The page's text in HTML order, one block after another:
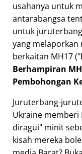
usahanya untuk
antarabangsa
untuk
yang melaporkan
berkaitan MH17(
Berhampiran
Pembohongan
Juruterbang-
Ukraine memberi
diragui minit
kisah mereka